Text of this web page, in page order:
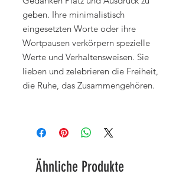
geben. Ihre minimalistisch
eingesetzten Worte oder ihre
Wortpausen verkörpern spezielle
Werte und Verhaltensweisen. Sie
lieben und zelebrieren die Freiheit,
die Ruhe, das Zusammengehören.
Ähnliche Produkte